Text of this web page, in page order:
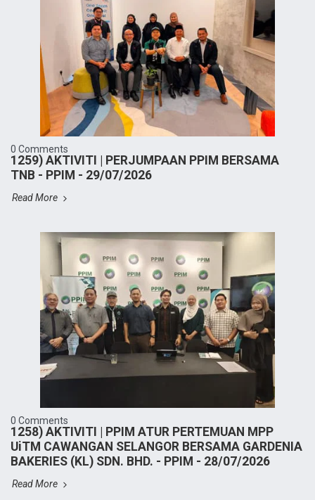
0 Comments
1259) AKTIVITI | PERJUMPAAN PPIM BERSAMA
TNB - PPIM - 29/07/2026
Read More
0 Comments
1258) AKTIVITI | PPIM ATUR PERTEMUAN MPP
UiTM CAWANGAN SELANGOR BERSAMA GARDENIA
BAKERIES (KL) SDN. BHD. - PPIM - 28/07/2026
Read More